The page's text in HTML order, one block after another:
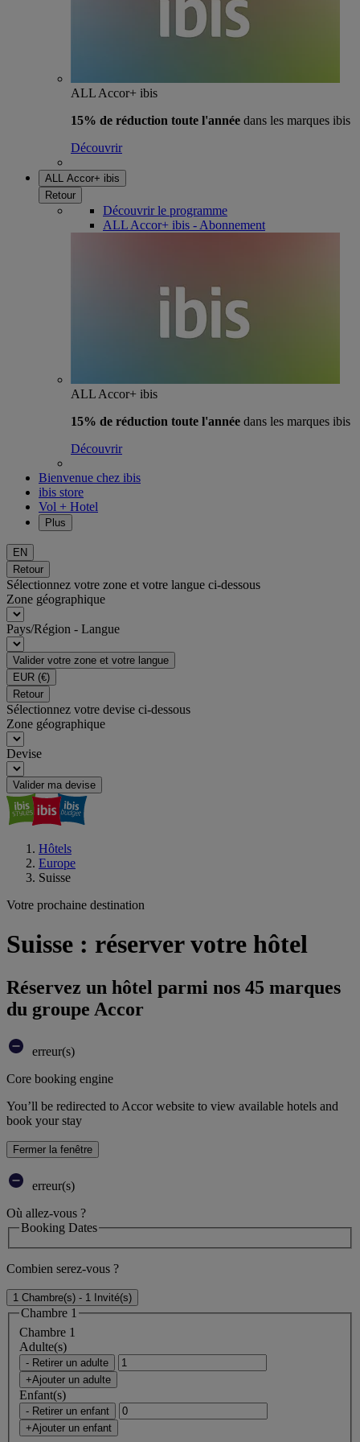
ALL Accor+ ibis
15% de réduction toute l'année dans les marques ibis
Découvrir
ALL Accor+ ibis
Retour
Découvrir le programme
ALL Accor+ ibis - Abonnement
ALL Accor+ ibis
15% de réduction toute l'année dans les marques ibis
Découvrir
Bienvenue chez ibis
ibis store
Vol + Hotel
Plus
EN
Retour
Sélectionnez votre zone et votre langue ci-dessous
Zone géographique
Pays/Région - Langue
Valider votre zone et votre langue
EUR (€)
Retour
Sélectionnez votre devise ci-dessous
Zone géographique
Devise
Valider ma devise
Hôtels
Europe
Suisse
Votre prochaine destination
Suisse : réserver votre hôtel
Réservez un hôtel parmi nos 45 marques
du groupe Accor
erreur(s)
Core booking engine
You’ll be redirected to Accor website to view available hotels and
book your stay
Fermer la fenêtre
erreur(s)
Où allez-vous ?
Booking Dates
Combien serez-vous ?
1 Chambre(s) - 1 Invité(s)
Chambre 1
Chambre 1
Adulte(s)
- Retirer un adulte
+Ajouter un adulte
Enfant(s)
- Retirer un enfant
+Ajouter un enfant